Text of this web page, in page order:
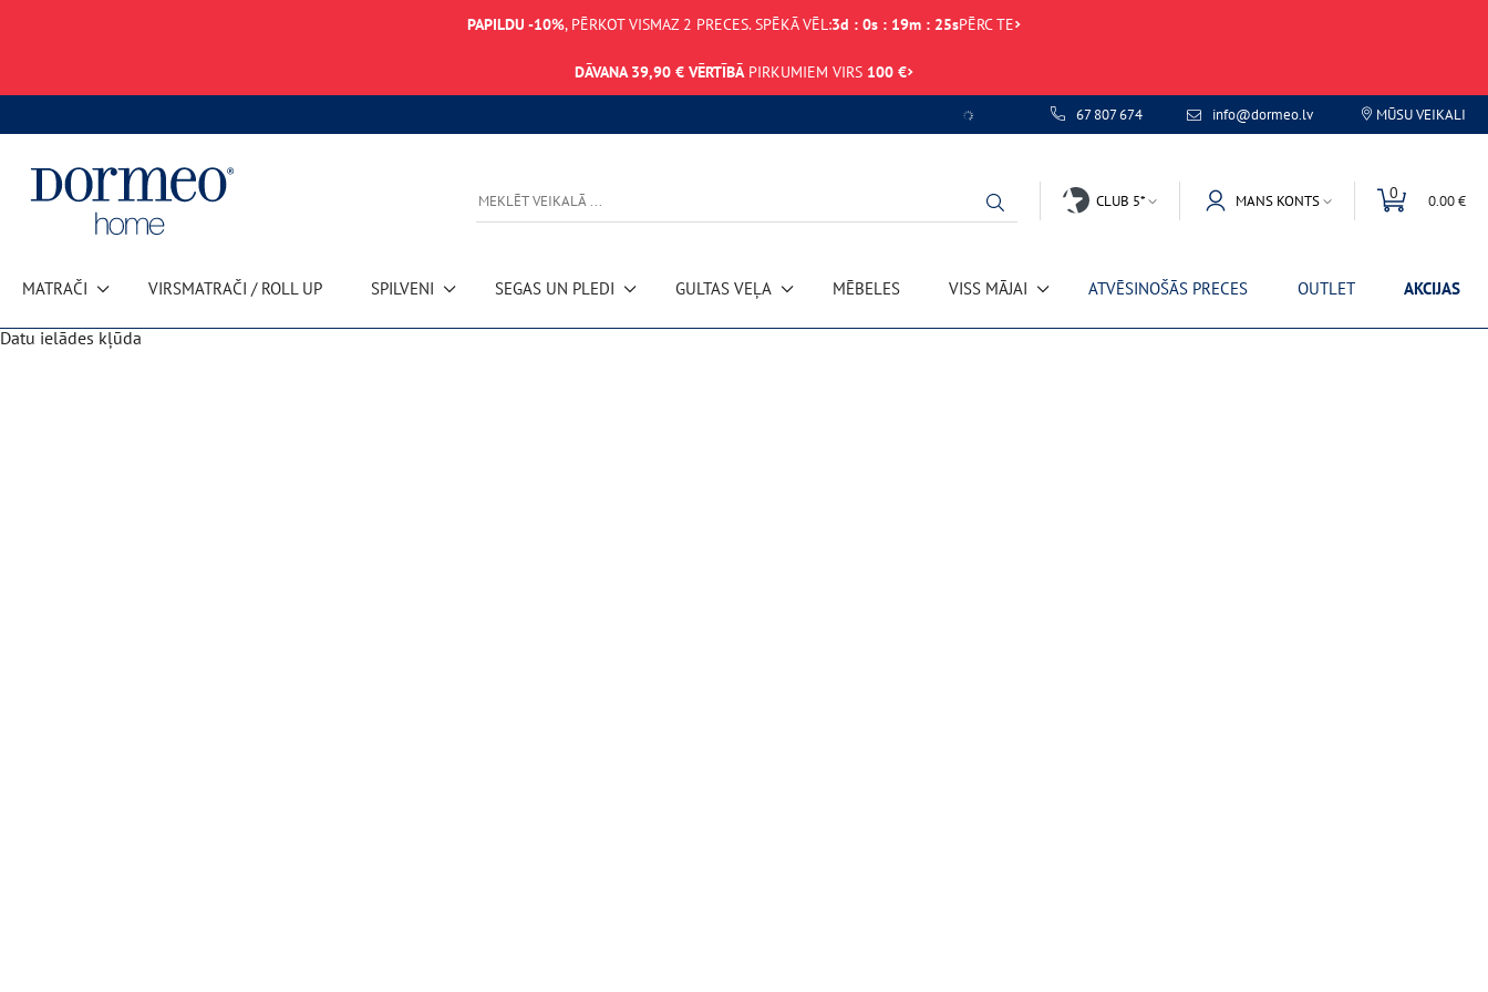
PAPILDU -10%, PĒRKOT VISMAZ 2 PRECES. SPĒKĀ VĒL:3d : 0s : 19m : 25sPĒRC TE
DĀVANA 39,90 € VĒRTĪBĀ PIRKUMIEM VIRS 100 €
Datu ielādes kļūda 67 807 674 info@dormeo.lv MŪSU VEIKALI
CLUB 5* MANS KONTS 0 0.00 €
MATRAČI VIRSMATRAČI / ROLL UP SPILVENI SEGAS UN PLEDI GULTAS VEĻA MĒBELES VISS MĀJAI ATVĒSINOŠĀS PRECES OUTLET AKCIJAS
Datu ielādes kļūda